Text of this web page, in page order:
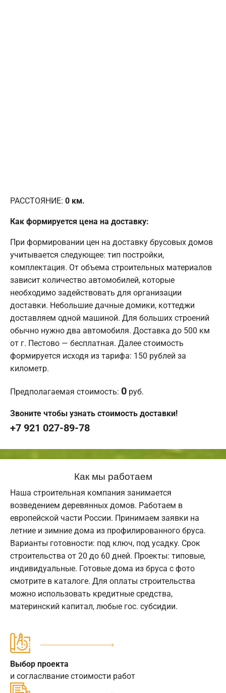
РАССТОЯНИЕ: 0 км.
Как формируется цена на доставку:
При формировании цен на доставку брусовых домов
учитывается следующее: тип постройки,
комплектация. От объема строительных материалов
зависит количество автомобилей, которые
необходимо задействовать для организации
доставки. Небольшие дачные домики, коттеджи
доставляем одной машиной. Для больших строений
обычно нужно два автомобиля. Доставка до 500 км
от г. Пестово — бесплатная. Далее стоимость
формируется исходя из тарифа: 150 рублей за
километр.
Предполагаемая стоимость: 0 руб.
Звоните чтобы узнать стоимость доставки!
+7 921 027-89-78
Как мы работаем
Наша строительная компания занимается
возведением деревянных домов. Работаем в
европейской части России. Принимаем заявки на
летние и зимние дома из профилированного бруса.
Варианты готовности: под ключ, под усадку. Срок
строительства от 20 до 60 дней. Проекты: типовые,
индивидуальные. Готовые дома из бруса с фото
смотрите в каталоге. Для оплаты строительства
можно использовать кредитные средства,
материнский капитал, любые гос. субсидии.
Выбор проекта
и согласлвание стоимости работ